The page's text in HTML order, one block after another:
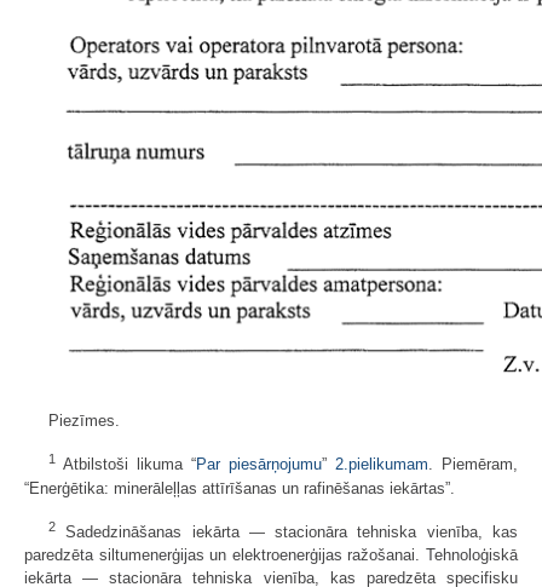
Piezīmes.
1 Atbilstoši likuma “Par piesārņojumu” 2.pielikumam. Piemēram,
“Enerģētika: minerāleļļas attīrīšanas un rafinēšanas iekārtas”.
2
Sadedzināšanas iekārta — stacionāra tehniska vienība, kas
paredzēta siltumenerģijas un elektroenerģijas ražošanai. Tehnoloģiskā
iekārta — stacionāra tehniska vienība, kas paredzēta specifisku